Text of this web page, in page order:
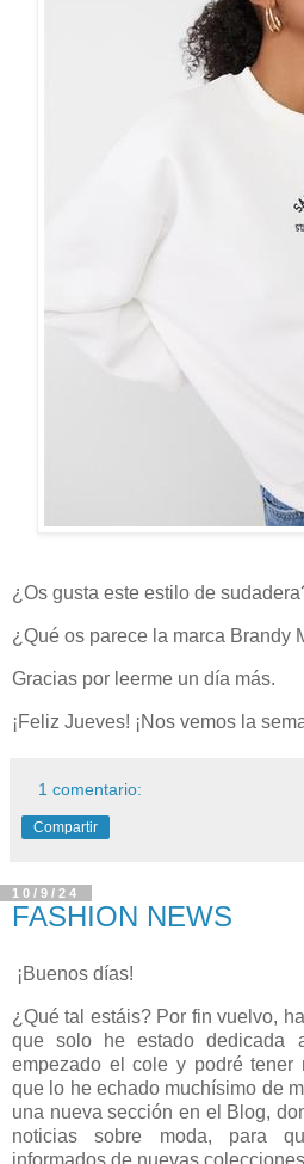
¿Os gusta este estilo de
¿Qué os parece la marca Brandy
Gracias por leerme un día más.
¡Feliz Jueves! ¡Nos vemos la
1 comentario:
Compartir
10/9/24
FASHION NEWS
¡Buenos días!
¿Qué tal estáis? Por fin vuelvo,
que solo he estado dedicada
empezado el cole y podré tener
que lo he echado muchísimo de
una nueva sección en el Blog,
noticias sobre moda, para
informados de nuevas